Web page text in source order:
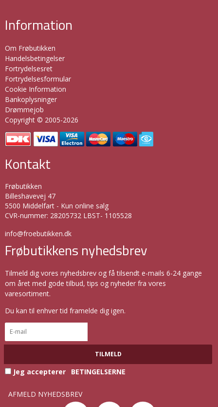
Information
Om Frøbutikken
Handelsbetingelser
Fortrydelsesret
Fortrydelsesformular
Cookie Information
Bankoplysninger
Drømmejob
Copyright © 2005-2026
Kontakt
Frøbutikken
Billeshavevej 47
5500 Middelfart - Kun online salg
CVR-nummer: 28205732 LBST- 1105528
info@froebutikken.dk
Frøbutikkens nyhedsbrev
Tilmeld dig vores nyhedsbrev og få tilsendt e-mails 6-24 gange
om året med gode tilbud, tips og nyheder fra vores
varesortiment.
Du kan til enhver tid framelde dig igen.
TILMELD
Jeg accepterer BETINGELSERNE
AFMELD NYHEDSBREV